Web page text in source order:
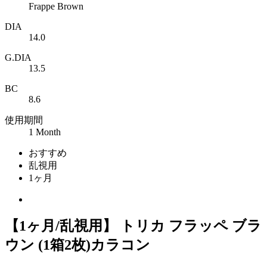
Frappe Brown
DIA
14.0
G.DIA
13.5
BC
8.6
使用期間
1 Month
おすすめ
乱視用
1ヶ月
【1ヶ月/乱視用】 トリカ フラッペ ブラ
ウン (1箱2枚)カラコン